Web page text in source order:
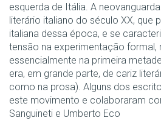
esquerda de Itália. A
literário italiano do século XX, que
italiana dessa época, e se
tensão na experimentação formal,
essencialmente na primeira
era, em grande parte, de cariz
como na prosa). Alguns dos
este movimento e colaboraram
Sanguineti e Umberto Eco